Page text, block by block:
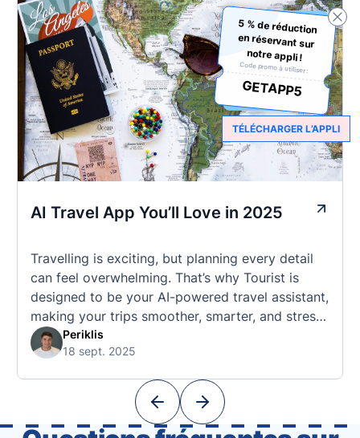
AI Travel App You’ll Love in 2025
Travelling is exciting, but planning every detail
can feel overwhelming. That’s why Tourist is
designed to be your AI-powered travel assistant,
making your trips smoother, smarter, and stress-
free. 🧭 What Makes the Tourist App Unique?
Unlike standard travel apps, Tourist combines
With Tourist, your trip planning becomes as
Periklis
18 sept. 2025
5 % de réduction
en réservant sur
notre appli !
Code promo à utiliser :
GETAPP5
TÉLÉCHARGER L’APPLI